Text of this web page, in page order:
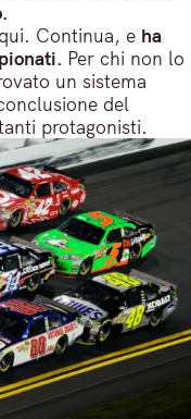
Continua, e ha
Per chi non lo
un sistema
del
protagonisti.